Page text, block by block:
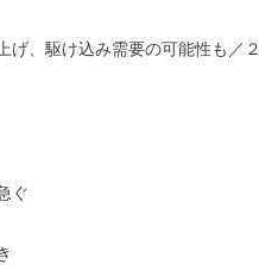
、駆け込み需要の可能性も／２
ぐ